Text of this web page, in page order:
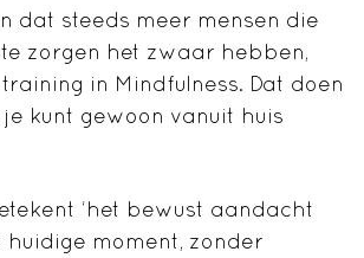
dat steeds meer mensen die
zorgen het zwaar hebben,
in Mindfulness. Dat doen
je kunt gewoon vanuit huis
‘het bewust aandacht
huidige moment, zonder